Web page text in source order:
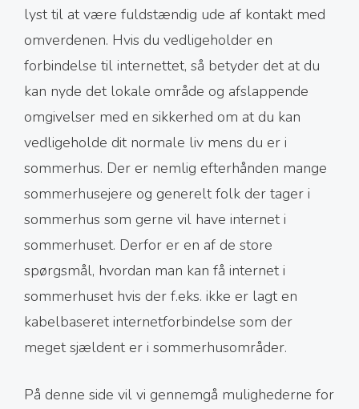
lyst til at være fuldstændig ude af kontakt med
omverdenen. Hvis du vedligeholder en
forbindelse til internettet, så betyder det at du
kan nyde det lokale område og afslappende
omgivelser med en sikkerhed om at du kan
vedligeholde dit normale liv mens du er i
sommerhus. Der er nemlig efterhånden mange
sommerhusejere og generelt folk der tager i
sommerhus som gerne vil have internet i
sommerhuset. Derfor er en af de store
spørgsmål, hvordan man kan få internet i
sommerhuset hvis der f.eks. ikke er lagt en
kabelbaseret internetforbindelse som der
meget sjældent er i sommerhusområder.
På denne side vil vi gennemgå mulighederne for